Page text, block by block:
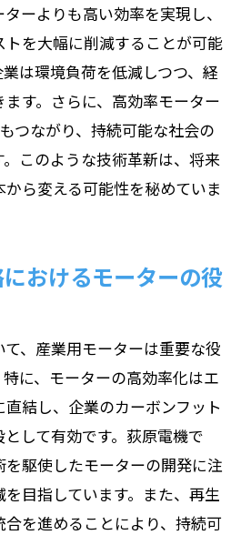
ーよりも高い効率を実現し、
を大幅に削減することが可能
は環境負荷を低減しつつ、経
す。さらに、高効率モーター
つながり、持続可能な社会の
このような技術革新は、将来
ら変える可能性を秘めていま
おけるモーターの役
、産業用モーターは重要な役
に、モーターの高効率化はエ
結し、企業のカーボンフット
して有効です。荻原電機で
駆使したモーターの開発に注
目指しています。また、再生
を進めることにより、持続可